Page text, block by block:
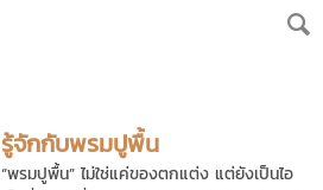
รู้จักกับพรมปูพื้น
“พรมปูพื้น” ไม่ใช่แค่ของตกแต่ง แต่ยังเป็นไอ